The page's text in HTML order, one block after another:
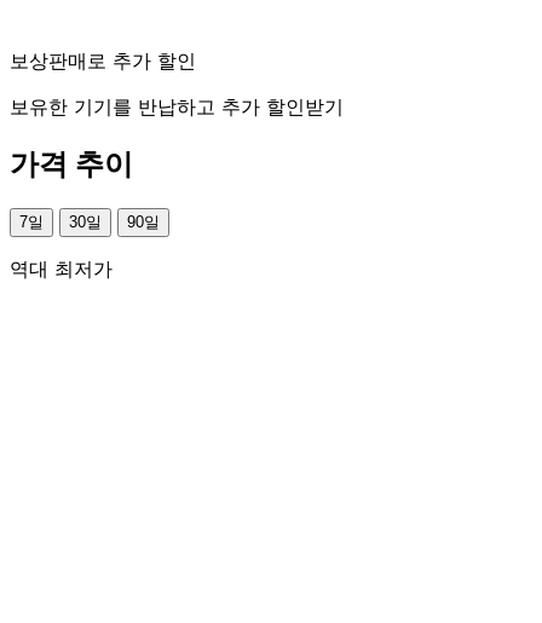
보상판매로 추가 할인
보유한 기기를 반납하고 추가 할인받기
가격 추이
7일 30일 90일
역대 최저가